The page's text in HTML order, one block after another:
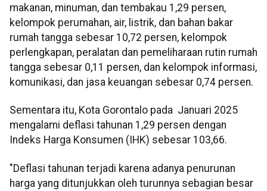
makanan, minuman, dan tembakau 1,29 persen,
kelompok perumahan, air, listrik, dan bahan bakar
rumah tangga sebesar 10,72 persen, kelompok
perlengkapan, peralatan dan pemeliharaan rutin rumah
tangga sebesar 0,11 persen, dan kelompok informasi,
komunikasi, dan jasa keuangan sebesar 0,74 persen.
Sementara itu, Kota Gorontalo pada Januari 2025
mengalami deflasi tahunan 1,29 persen dengan
Indeks Harga Konsumen (IHK) sebesar 103,66.
"Deflasi tahunan terjadi karena adanya penurunan
harga yang ditunjukkan oleh turunnya sebagian besar